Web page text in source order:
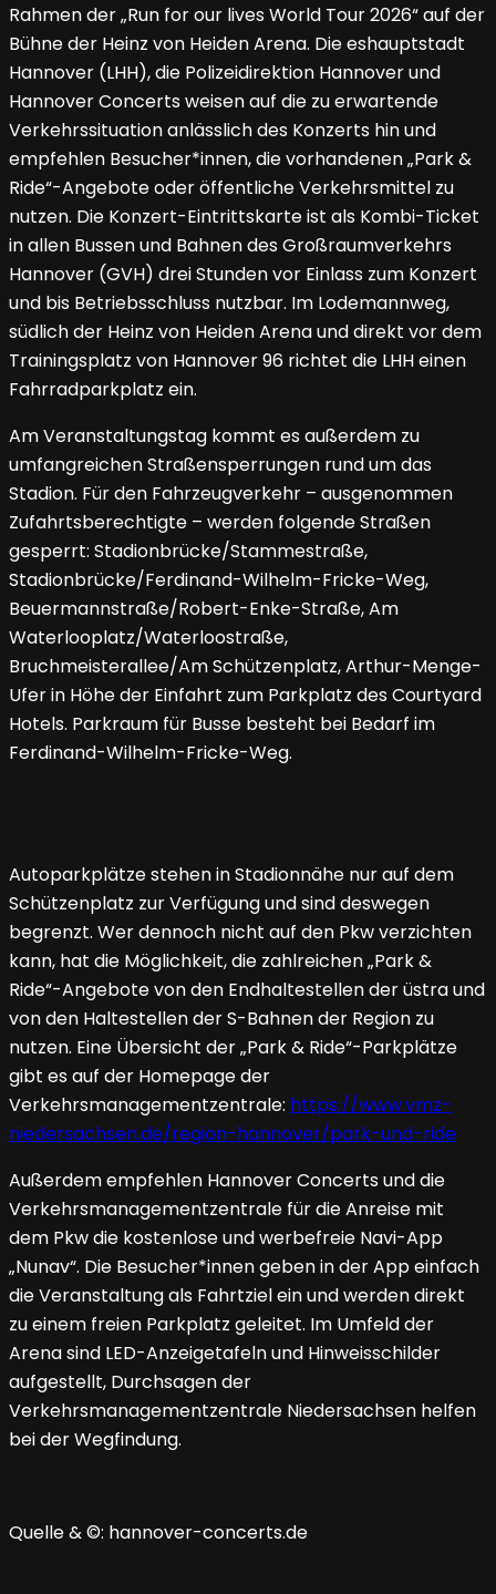
Rahmen der „Run for our lives World Tour 2026“ auf der
Bühne der Heinz von Heiden Arena. Die eshauptstadt
Hannover (LHH), die Polizeidirektion Hannover und
Hannover Concerts weisen auf die zu erwartende
Verkehrssituation anlässlich des Konzerts hin und
empfehlen Besucher*innen, die vorhandenen „Park &
Ride“-Angebote oder öffentliche Verkehrsmittel zu
nutzen. Die Konzert-Eintrittskarte ist als Kombi-Ticket
in allen Bussen und Bahnen des Großraumverkehrs
Hannover (GVH) drei Stunden vor Einlass zum Konzert
und bis Betriebsschluss nutzbar. Im Lodemannweg,
südlich der Heinz von Heiden Arena und direkt vor dem
Trainingsplatz von Hannover 96 richtet die LHH einen
Fahrradparkplatz ein.
Am Veranstaltungstag kommt es außerdem zu
umfangreichen Straßensperrungen rund um das
Stadion. Für den Fahrzeugverkehr – ausgenommen
Zufahrtsberechtigte – werden folgende Straßen
gesperrt: Stadionbrücke/Stammestraße,
Stadionbrücke/Ferdinand-Wilhelm-Fricke-Weg,
Beuermannstraße/Robert-Enke-Straße, Am
Waterlooplatz/Waterloostraße,
Bruchmeisterallee/Am Schützenplatz, Arthur-Menge-
Ufer in Höhe der Einfahrt zum Parkplatz des Courtyard
Hotels. Parkraum für Busse besteht bei Bedarf im
Ferdinand-Wilhelm-Fricke-Weg.
Autoparkplätze stehen in Stadionnähe nur auf dem
Schützenplatz zur Verfügung und sind deswegen
begrenzt. Wer dennoch nicht auf den Pkw verzichten
kann, hat die Möglichkeit, die zahlreichen „Park &
Ride“-Angebote von den Endhaltestellen der üstra und
von den Haltestellen der S-Bahnen der Region zu
nutzen. Eine Übersicht der „Park & Ride“-Parkplätze
gibt es auf der Homepage der
Verkehrsmanagementzentrale: https://www.vmz-
niedersachsen.de/region-hannover/park-und-ride
Außerdem empfehlen Hannover Concerts und die
Verkehrsmanagementzentrale für die Anreise mit
dem Pkw die kostenlose und werbefreie Navi-App
„Nunav“. Die Besucher*innen geben in der App einfach
die Veranstaltung als Fahrtziel ein und werden direkt
zu einem freien Parkplatz geleitet. Im Umfeld der
Arena sind LED-Anzeigetafeln und Hinweisschilder
aufgestellt, Durchsagen der
Verkehrsmanagementzentrale Niedersachsen helfen
bei der Wegfindung.
Quelle & ©: hannover-concerts.de